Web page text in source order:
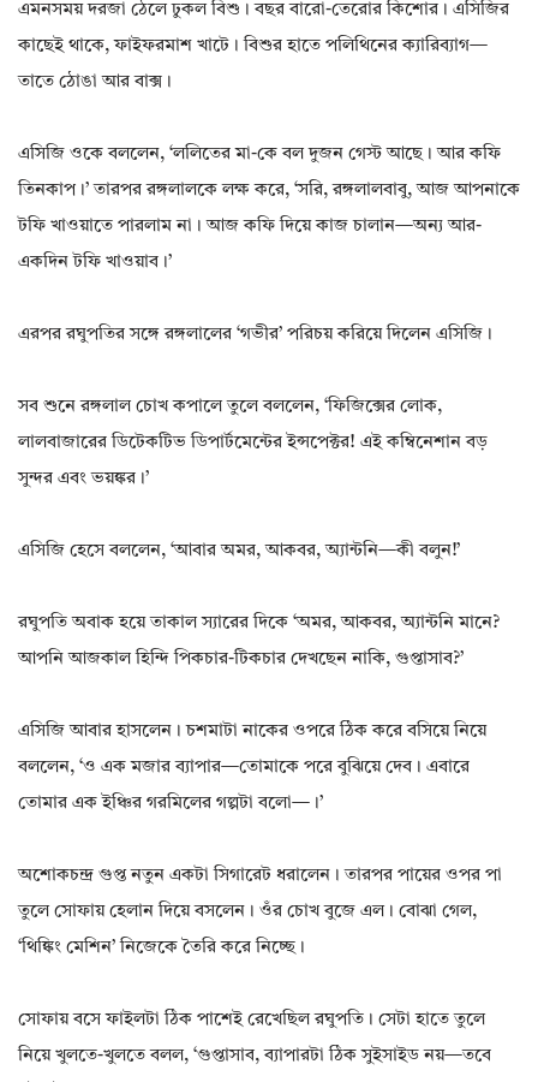
এমনসময় দরজা ঠেলে ঢুকল বিশু। বছর বারো-তেরোর কিশোর। এসিজির
কাছেই থাকে, ফাইফরমাশ খাটে। বিশুর হাতে পলিথিনের ক্যারিব্যাগ—
তাতে ঠোঙা আর বাক্স।
এসিজি ওকে বললেন, ‘ললিতের মা-কে বল দুজন গেস্ট আছে। আর কফি
তিনকাপ।’ তারপর রঙ্গলালকে লক্ষ করে, ‘সরি, রঙ্গলালবাবু, আজ আপনাকে
টফি খাওয়াতে পারলাম না। আজ কফি দিয়ে কাজ চালান—অন্য আর-
একদিন টফি খাওয়াব।’
এরপর রঘুপতির সঙ্গে রঙ্গলালের ‘গভীর’ পরিচয় করিয়ে দিলেন এসিজি।
সব শুনে রঙ্গলাল চোখ কপালে তুলে বললেন, ‘ফিজিক্সের লোক,
লালবাজারের ডিটেকটিভ ডিপার্টমেন্টের ইন্সপেক্টর! এই কম্বিনেশান বড়
সুন্দর এবং ভয়ঙ্কর।’
এসিজি হেসে বললেন, ‘আবার অমর, আকবর, অ্যান্টনি—কী বলুন!’
রঘুপতি অবাক হয়ে তাকাল স্যারের দিকে ‘অমর, আকবর, অ্যান্টনি মানে?
আপনি আজকাল হিন্দি পিকচার-টিকচার দেখছেন নাকি, গুপ্তাসাব?’
এসিজি আবার হাসলেন। চশমাটা নাকের ওপরে ঠিক করে বসিয়ে নিয়ে
বললেন, ‘ও এক মজার ব্যাপার—তোমাকে পরে বুঝিয়ে দেব। এবারে
তোমার এক ইঞ্চির গরমিলের গল্পটা বলো—।’
অশোকচন্দ্র গুপ্ত নতুন একটা সিগারেট ধরালেন। তারপর পায়ের ওপর পা
তুলে সোফায় হেলান দিয়ে বসলেন। ওঁর চোখ বুজে এল। বোঝা গেল,
‘থিঙ্কিং মেশিন’ নিজেকে তৈরি করে নিচ্ছে।
সোফায় বসে ফাইলটা ঠিক পাশেই রেখেছিল রঘুপতি। সেটা হাতে তুলে
নিয়ে খুলতে-খুলতে বলল, ‘গুপ্তাসাব, ব্যাপারটা ঠিক সুইসাইড নয়—তবে